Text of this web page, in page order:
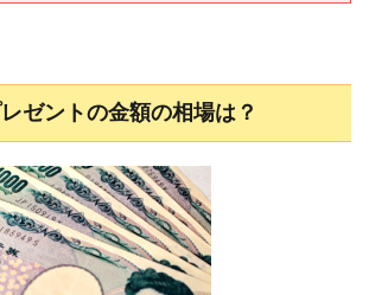
ゼントの金額の相場は？